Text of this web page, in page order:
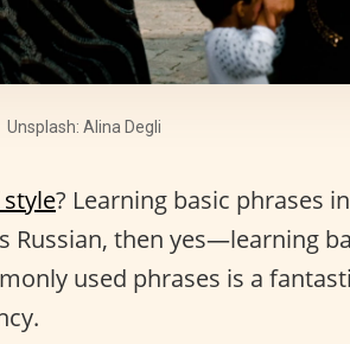
Unsplash: Alina Degli
? Learning basic phrases
Russian, then yes—learning
used phrases is a